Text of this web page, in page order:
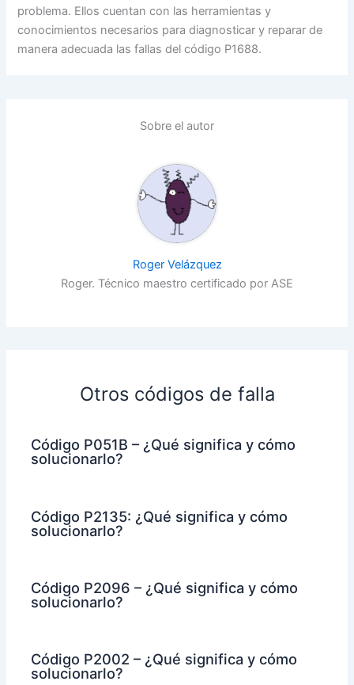
problema. Ellos cuentan con las herramientas y
conocimientos necesarios para diagnosticar y reparar de
manera adecuada las fallas del código P1688.
Sobre el autor
Roger Velázquez
Roger. Técnico maestro certificado por ASE
Otros códigos de falla
Código P051B – ¿Qué significa y cómo
solucionarlo?
Código P2135: ¿Qué significa y cómo
solucionarlo?
Código P2096 – ¿Qué significa y cómo
solucionarlo?
Código P2002 – ¿Qué significa y cómo
solucionarlo?